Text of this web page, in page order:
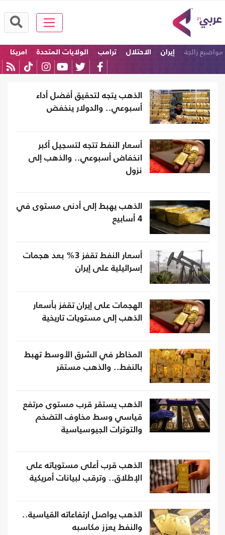
مواضيع رائجة إيران الاحتلال ترامب الولايات المتحدة
امريكا
الذهب يتجه لتحقيق أفضل أداء
أسبوعي.. والدولار ينخفض
أسعار النفط تتجه لتسجيل أكبر
انخفاض أسبوعي.. والذهب إلى
نزول
الذهب يهبط إلى أدنى مستوى في
4 أسابيع
أسعار النفط تقفز 3% بعد هجمات
إسرائيلية على إيران
الهجمات على إيران تقفز بأسعار
الذهب إلى مستويات تاريخية
المخاطر في الشرق الأوسط تهبط
بالنفط.. والذهب مستقر
الذهب يستقر قرب مستوى مرتفع
قياسي وسط مخاوف التضخم
والتوترات الجيوسياسية
الذهب قرب أعلى مستوياته على
الإطلاق.. وترقب لبيانات أمريكية
الذهب يواصل ارتفاعاته القياسية..
والنفط يعزز مكاسبه